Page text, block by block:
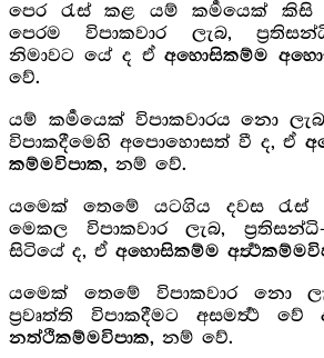
පෙර රැස් කළ යම් කර්‍මයෙක් කිසි
පෙරම විපාකවාර ලැබ,
නිමාවට යේ ද ඒඅහොසිකම්ම
වේ.
යම් කර්‍මයෙක් විපාකවාරය නො ලැබ,
විපාකදීමෙහි අපොහොසත් වී ද, ඒ
කම්මවිපාක, නම් වේ.
යමෙක් තෙමේ යටගිය දවස රැස්
මෙකල විපාකවාර ලැබ,
සිටියේ ද, ඒ අහොසිකම්ම
යමෙක් තෙමේ විපාකවාර නො
ප්‍රවෘත්ති විපාකදීමට අසමර්‍ත්‍ථ
නත්ථිකම්මවිපාක, නම් වේ.